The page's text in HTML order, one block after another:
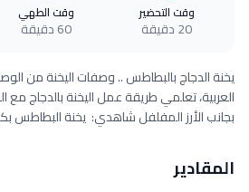
وقت التحضير
20 دقيقة
وقت الطهي
60 دقيقة
يخنة الدجاج بالبطاطس .. وصفات اليخنة من
العربية، تعلمي طريقة عمل اليخنة بالدجاج مع
بجانب الأرز المفلفل شاهدي: يخنة البطاطس
المقادير